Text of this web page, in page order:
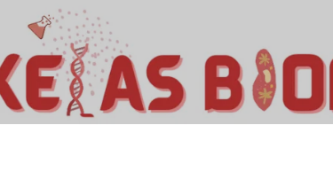
Kelas Biologi